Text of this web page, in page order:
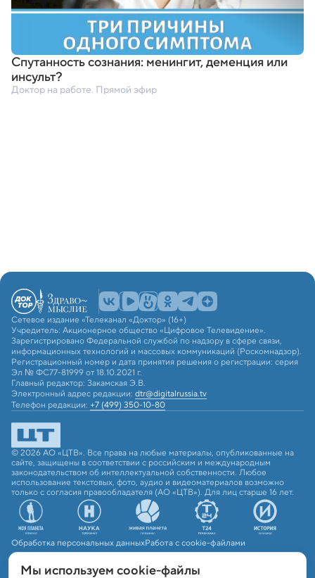
Спутанность сознания: менингит,деменция или
инсульт?
Доктор на работе. Прямой эфир
Сетевое издание «Телеканал «Доктор» (16+)
Учредитель: Акционерное общество «Цифровое Телевидение».
Зарегистрировано Федеральной службой по надзору в сфере связи,
информационных технологий и массовых коммуникаций (Роскомнадзор).
Регистрационный номер и дата принятия решения о регистрации: серия
Эл № ФС77-81999 от 18.10.2021 г.
Главный редактор: Закамская Э.В.
Электронный адрес редакции: dtr@digitalrussia.tv
Телефон редакции: +7 (499) 350-10-80
© 2026 АО «ЦТВ». Все права на любые материалы, опубликованные на
сайте, защищены в соответствии с российским и международным
законодательством об интеллектуальной собственности. Любое
использование текстовых, фото, аудио и видеоматериалов возможно
только с согласия правообладателя (АО «ЦТВ»). Для лиц старше 16 лет.
Обработка персональных данныхРабота с cookie-файлами
Мы используем сookie-файлы